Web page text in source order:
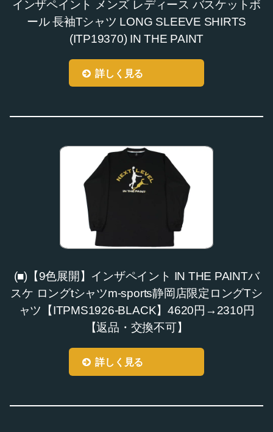
インザペイント メンズ レディース バスケットボ
ール 長袖Tシャツ LONG SLEEVE SHIRTS
(ITP19370) IN THE PAINT
詳しく見る
(■)【9色展開】インザペイント IN THE PAINTバ
スケ ロングtシャツm-sports静岡店限定ロングTシ
ャツ【ITPMS1926-BLACK】4620円→2310円
【返品・交換不可】
詳しく見る